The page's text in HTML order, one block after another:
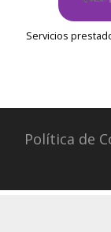
Servicios
Política de